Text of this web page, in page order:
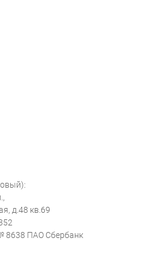
д.48 кв.69
8638 ПАО Сбербанк